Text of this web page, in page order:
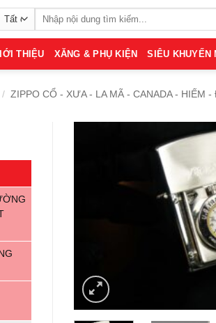
Tìm
kiếm:
THIỆU XĂNG & PHỤ KIỆN SIÊU KHUYẾN
/ ZIPPO CỔ - XƯA - LA MÃ - CANADA - HIẾM -